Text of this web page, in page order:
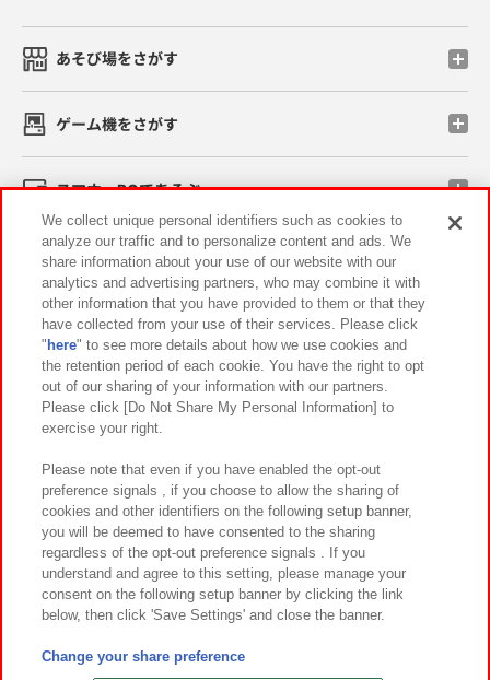
あそび場をさがす
ゲーム機をさがす
スマホ・PCであそぶ
イベント・キャンペーン
関連会社 サステナビリティ サイトポリシー
プライバシーポリシー ウェブアクセシビリティ方針と検証結果
お取引先さまとともに
カスタマーハラスメント対応方針 よくあるご質問・お問い合わせ
©Bandai Namco Amusement Inc.
©Bandai Namco Amusement Lab Inc.
We collect unique personal identifiers such as cookies to
analyze our traffic and to personalize content and ads. We
share information about your use of our website with our
analytics and advertising partners, who may combine it with
other information that you have provided to them or that they
have collected from your use of their services. Please click
" here" to see more details about how we use cookies and
the retention period of each cookie. You have the right to opt
out of our sharing of your information with our partners.
Please click [Do Not Share My Personal Information] to
exercise your right.
Please note that even if you have enabled the opt-out
preference signals , if you choose to allow the sharing of
cookies and other identifiers on the following setup banner,
you will be deemed to have consented to the sharing
regardless of the opt-out preference signals . If you
understand and agree to this setting, please manage your
consent on the following setup banner by clicking the link
below, then click 'Save Settings' and close the banner.
Change your share preference